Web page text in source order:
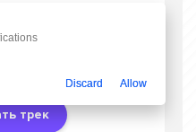
Набиевна -
слушать онлайн
трек
Discard Allow